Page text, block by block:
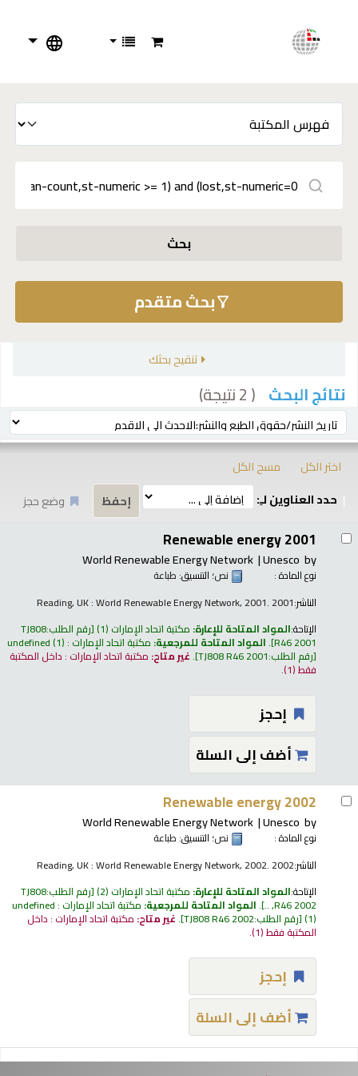
بحث
بحث متقدم
تنقيح بحثك
نتائج البحث ( 2 نتيجة)
ترتيب بواسطة:
اختر الكل
مسح الكل
حدد العناوين لـِ:
وضع حجز
Renewable energy 2001
by
Unesco
World Renewable Energy Network
نوع المادة : نص؛ التنسيق: طباعة
الناشر:Reading, UK : World Renewable Energy Network, 2001. 2001
الإتاحة:المواد المتاحة للإعارة: مكتبة اتحاد الإمارات (1) رقم الطلب:TJ808
R46 2001
.المواد المتاحة للمرجعية: مكتبة اتحاد الإمارات : undefined(1)
رقم الطلب:TJ808 R46 2001
.غير متاح: مكتبة اتحاد الإمارات : داخل المكتبة
فقط(1).
إحجز
أضف إلى السلة
Renewable energy 2002
by
Unesco
World Renewable Energy Network
نوع المادة : نص؛ التنسيق: طباعة
الناشر:Reading, UK : World Renewable Energy Network, 2002. 2002
الإتاحة:المواد المتاحة للإعارة: مكتبة اتحاد الإمارات (2) رقم الطلب:TJ808
R46 2002, ..
.المواد المتاحة للمرجعية: مكتبة اتحاد الإمارات : undefined
(1) رقم الطلب:TJ808 R46 2002
.غير متاح: مكتبة اتحاد الإمارات : داخل
المكتبة فقط(1).
إحجز
أضف إلى السلة